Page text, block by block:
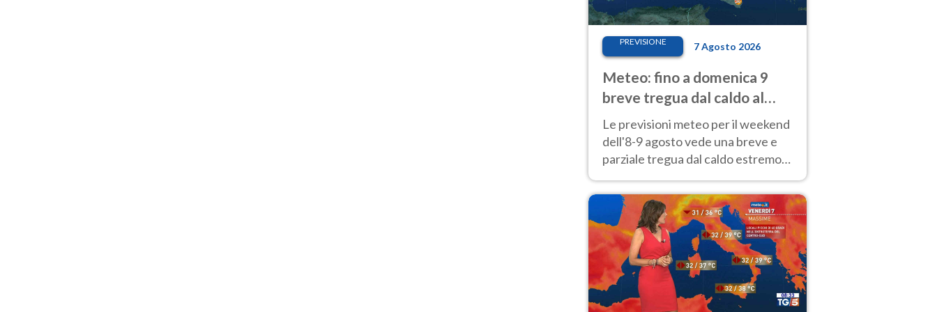
PREVISIONE 7 Agosto 2026
Meteo: fino a domenica 9
breve tregua dal caldo al
Nord! Altrove calura e afa
Le previsioni meteo per il weekend
dell'8-9 agosto vede una breve e
parziale tregua dal caldo estremo
40 gradi.